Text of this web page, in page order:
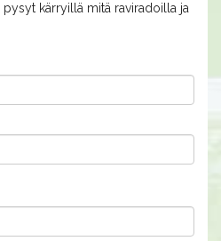
kärryillä mitä raviradoilla ja